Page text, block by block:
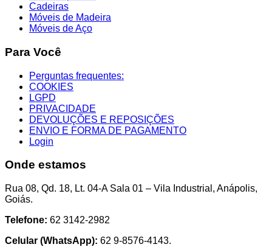
Cadeiras
Móveis de Madeira
Móveis de Aço
Para Você
Perguntas frequentes:
COOKIES
LGPD
PRIVACIDADE
DEVOLUÇÕES E REPOSIÇÕES
ENVIO E FORMA DE PAGAMENTO
Login
Onde estamos
Rua 08, Qd. 18, Lt. 04-A Sala 01 – Vila Industrial, Anápolis,
Goiás.
Telefone: 62 3142-2982
Celular (WhatsApp): 62 9-8576-4143.